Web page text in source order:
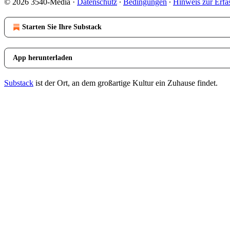
© 2026 3540-Media · Datenschutz ∙ Bedingungen ∙ Hinweis zur
Starten Sie Ihre Substack
App herunterladen
Substack ist der Ort, an dem großartige Kultur ein Zuhause findet.